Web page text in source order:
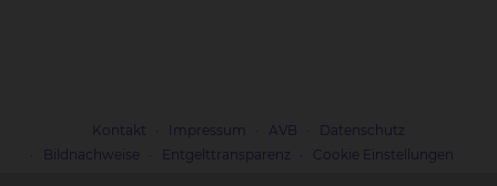
Kontakt Impressum AVB
Datenschutz
Bildnachweise
Entgelttransparenz Cookie Einstellungen